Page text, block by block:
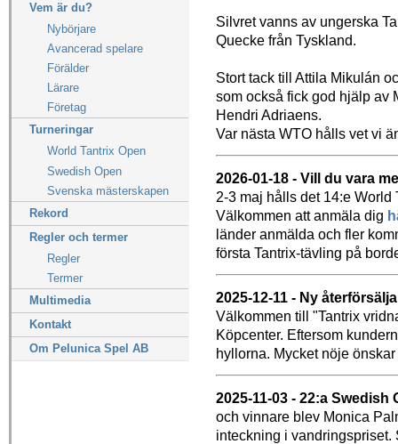
Vem är du?
Nybörjare
Avancerad spelare
Förälder
Lärare
Företag
Turneringar
World Tantrix Open
Swedish Open
Svenska mästerskapen
Rekord
Regler och termer
Regler
Termer
Multimedia
Kontakt
Om Pelunica Spel AB
Silvret vanns av ungerska
Quecke från Tyskland.
Stort tack till Attila Mikulán
som också fick god hjälp av
Hendri Adriaens.
Var nästa WTO hålls vet vi
2026-01-18 - Vill du vara
2-3 maj hålls det 14:e World
Välkommen att anmäla dig
länder anmälda och fler
första Tantrix-tävling på
2025-12-11 - Ny
Välkommen till "Tantrix
Köpcenter. Eftersom
hyllorna. Mycket nöje
2025-11-03 - 22:a Swedish
och vinnare blev Monica
inteckning i